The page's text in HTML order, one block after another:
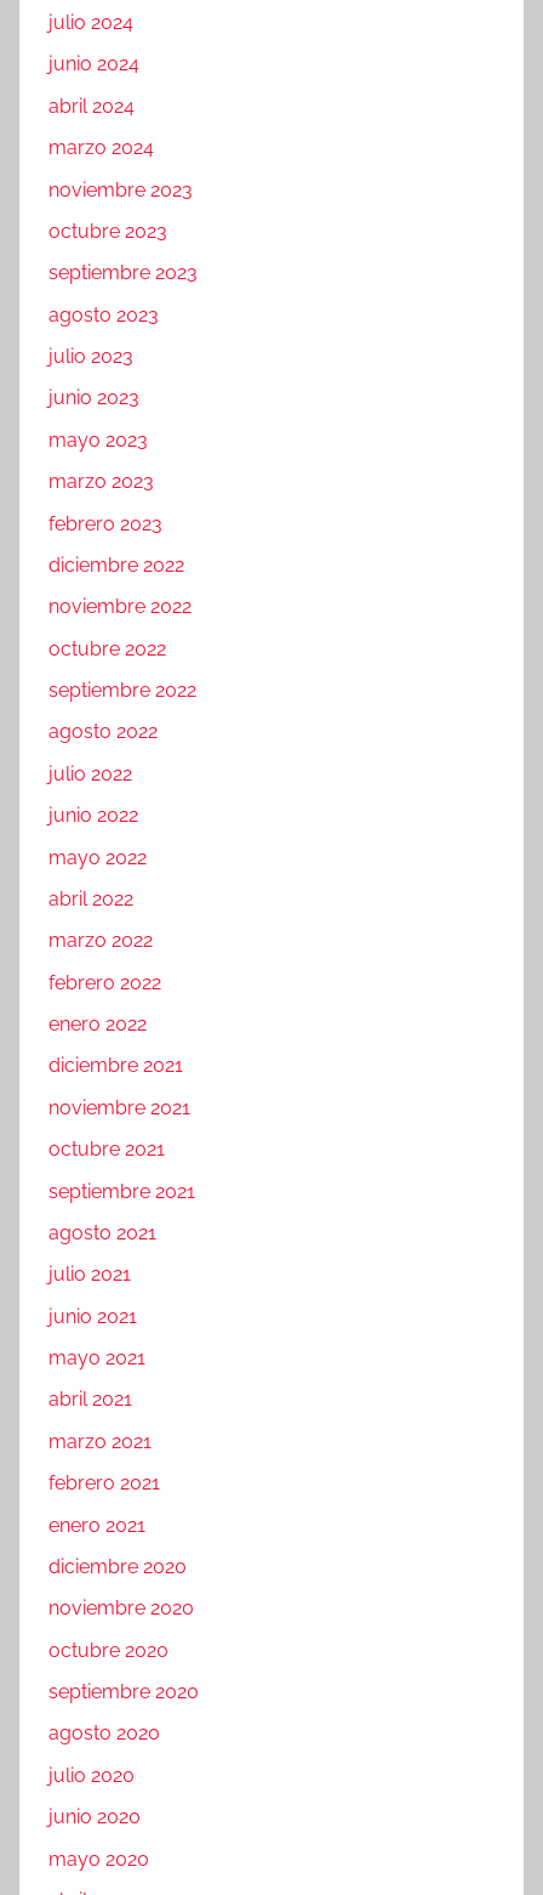
julio 2024
junio 2024
abril 2024
marzo 2024
noviembre 2023
octubre 2023
septiembre 2023
agosto 2023
julio 2023
junio 2023
mayo 2023
marzo 2023
febrero 2023
diciembre 2022
noviembre 2022
octubre 2022
septiembre 2022
agosto 2022
julio 2022
junio 2022
mayo 2022
abril 2022
marzo 2022
febrero 2022
enero 2022
diciembre 2021
noviembre 2021
octubre 2021
septiembre 2021
agosto 2021
julio 2021
junio 2021
mayo 2021
abril 2021
marzo 2021
febrero 2021
enero 2021
diciembre 2020
noviembre 2020
octubre 2020
septiembre 2020
agosto 2020
julio 2020
junio 2020
mayo 2020